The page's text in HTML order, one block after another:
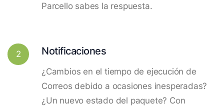
Parcello sabes la respuesta.
2 Notificaciones
¿Cambios en el tiempo de ejecución de
Correos debido a ocasiones inesperadas?
¿Un nuevo estado del paquete? Con